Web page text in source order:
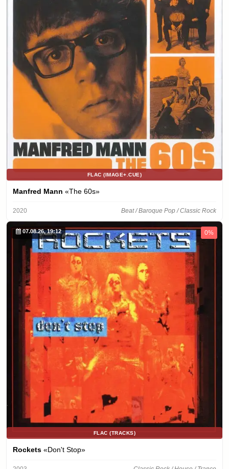
FLAC (IMAGE+.CUE)
Manfred Mann «The 60s»
2020 Beat / Baroque Pop / Classic Rock
07.08.26, 19:12 0%
FLAC (TRACKS)
Rockets «Don't Stop»